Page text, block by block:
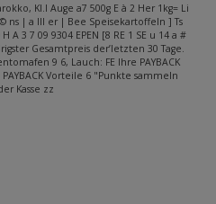
Kl.l Auge a7 500g E à 2 Her 1kg= Li
ns | a III er | Bee Speisekartoffeln ] Ts
A 3 7 09 9304 EPEN [8 RE 1 SE u 14 a #
Gesamtpreis der’letzten 30 Tage.
9 6, Lauch: FE Ihre PAYBACK
Vorteile 6 "Punkte sammeln
Kasse zz